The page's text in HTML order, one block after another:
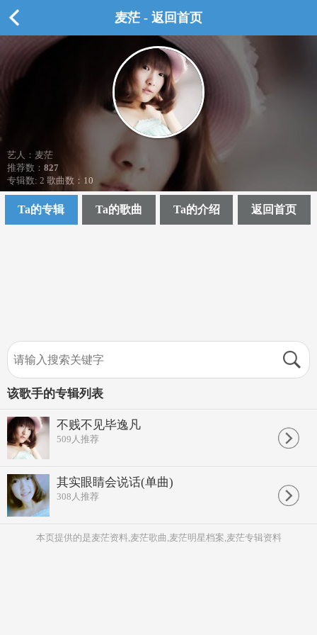
麦茫 - 返回首页
艺人：麦茫
推荐数： 827
专辑数: 2 歌曲数：10
Ta的专辑 Ta的歌曲 Ta的介绍 返回首页
该歌手的专辑列表
不贱不见毕逸凡
509 人推荐
其实眼睛会说话(单曲)
308 人推荐
本页提供的是麦茫资料,麦茫歌曲,麦茫明星档案,麦茫专辑资料